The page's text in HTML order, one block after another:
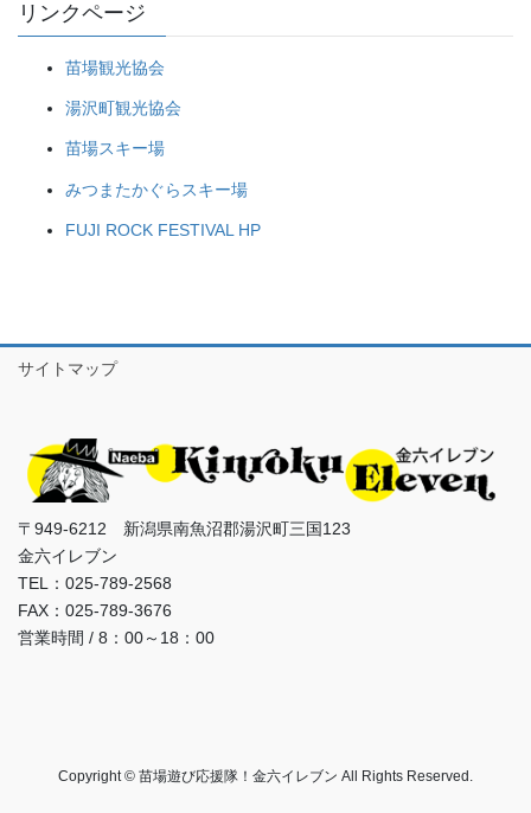
リンクページ
苗場観光協会
湯沢町観光協会
苗場スキー場
みつまたかぐらスキー場
FUJI ROCK FESTIVAL HP
サイトマップ
〒949-6212 新潟県南魚沼郡湯沢町三国123
金六イレブン
TEL：025-789-2568
FAX：025-789-3676
営業時間 / 8：00～18：00
Copyright © 苗場遊び応援隊！金六イレブン All Rights Reserved.